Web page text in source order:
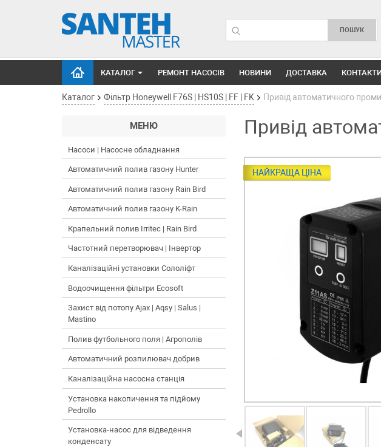
КАТАЛОГ РЕМОНТ НАСОСІВ НОВИНИ ДОСТАВКА
Каталог Фільтр Honeywell F76S | HS10S | FF | FK Привід автоматичного
МЕНЮ
Насоси | Насосне обладнання
Автоматичний полив газону Hunter
Автоматичний полив газону Rain Bird
Автоматичний полив газону K-Rain
Крапельний полив Irritec | Rain Bird
Частотний перетворювач | Інвертор
Каналізаційні установки Сололіфт
Водоочищення фільтри Ecosoft
Захист від потопу Ajax | Aqsy | Salus |
Mastino
Полив футбольного поля | Агрополів
Автоматичний розпилювач добрив
Каналізаційна насосна станція
Установка накопичення та підйому
Pedrollo
Установка-насос для відведення
конденсату
Привід
НАЙКРАЩА ЦІНА